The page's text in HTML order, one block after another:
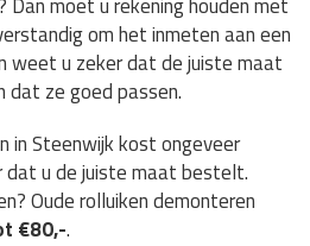
om het inmeten aan een
weet u zeker dat de juiste maat
dat ze goed passen.
in Steenwijk kost ongeveer
dat u de juiste maat bestelt.
Oude rolluiken demonteren
€80,-.